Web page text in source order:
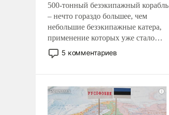
500-тонный безэкипажный корабль
– нечто гораздо большее, чем
небольшие безэкипажные катера,
применение которых уже стало
обыденностью. Задача по созданию
такого корабля очень сложна и
наши боевые возможности.
5 комментариев